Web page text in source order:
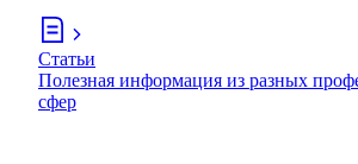
Статьи
Полезная информация из разных
сфер